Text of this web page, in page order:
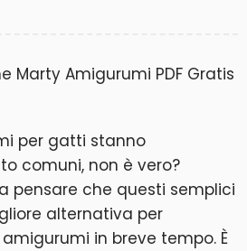
per gatti stanno
comuni, non è vero?
pensare che questi semplici
alternativa per
in breve tempo. È